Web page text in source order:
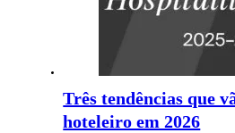
Três tendências que
hoteleiro em 2026